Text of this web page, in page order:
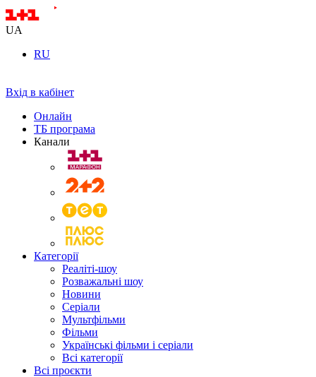
UA
RU
Вхід в кабінет
Онлайн
ТБ програма
Канали
Категорії
Реаліті-шоу
Розважальні шоу
Новини
Серіали
Мультфільми
Фільми
Українські фільми і серіали
Всі категорії
Всі проєкти